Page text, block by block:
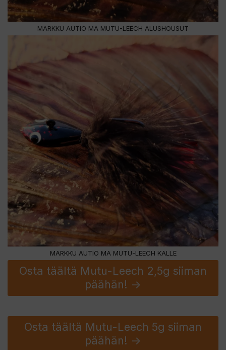
MARKKU AUTIO MA MUTU-LEECH ALUSHOUSUT
MARKKU AUTIO MA MUTU-LEECH KALLE
Osta täältä Mutu-Leech 2,5g siiman
päähän! ->
Osta täältä Mutu-Leech 5g siiman
päähän! ->